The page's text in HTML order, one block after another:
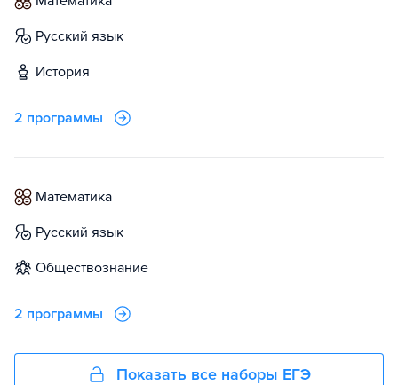
русский язык
история
2 программы
математика
русский язык
обществознание
2 программы
Показать все наборы ЕГЭ